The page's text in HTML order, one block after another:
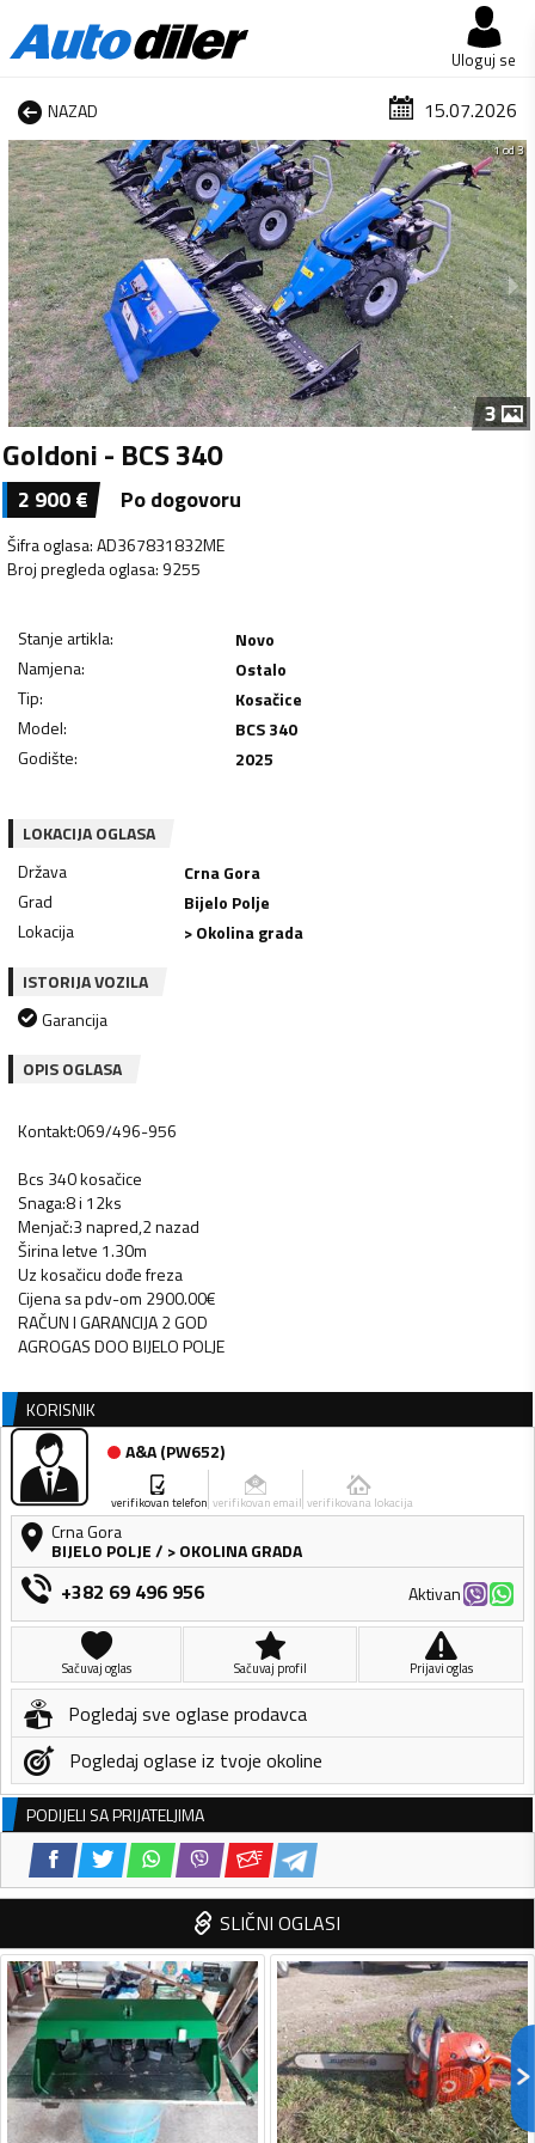
Uloguj se
NAZAD 15.07.2026
1 od 3
3
Goldoni - BCS 340
2 900€ Po dogovoru
Šifra oglasa:AD367831832ME
Broj pregleda oglasa: 9255
Stanje artikla:
Novo
Namjena:
Ostalo
Tip:
Kosačice
Model:
BCS 340
Godište: 2025
LOKACIJA OGLASA
Država
Crna Gora
Grad
Bijelo Polje
Lokacija
> Okolina grada
ISTORIJA VOZILA
Garancija
OPIS OGLASA
Kontakt:069/496-956
Bcs 340 kosačice
Snaga:8 i 12ks
Menjač:3 napred,2 nazad
Širina letve 1.30m
Uz kosačicu dođe freza
Cijena sa pdv-om 2900.00€
RAČUN I GARANCIJA 2 GOD
AGROGAS DOO BIJELO POLJE
KORISNIK
A&A(PW652)
verifikovan telefon verifikovan email verifikovana lokacija
Crna Gora
BIJELO POLJE/ > OKOLINA GRADA
+382 69 496 956 Aktivan
Sačuvaj oglas Sačuvaj profil Prijavi oglas
Pogledaj sve oglase prodavca
Pogledaj oglase iz tvoje okoline
PODIJELI SA PRIJATELJIMA
SLIČNI OGLASI